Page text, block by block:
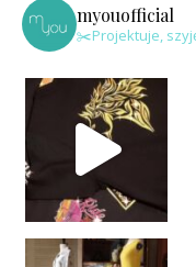
myouofficial
✂️Projektuje,